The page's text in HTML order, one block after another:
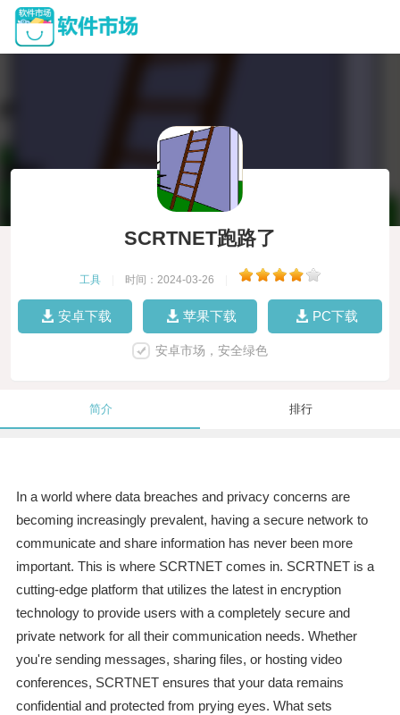
SCRTNET跑路了
工具 时间：2024-03-26
安卓下载 苹果下载 PC下载
安卓市场，安全绿色
简介 排行
In a world where data breaches and privacy concerns are
becoming increasingly prevalent, having a secure network to
communicate and share information has never been more
important. This is where SCRTNET comes in. SCRTNET is a
cutting-edge platform that utilizes the latest in encryption
technology to provide users with a completely secure and
private network for all their communication needs. Whether
you're sending messages, sharing files, or hosting video
conferences, SCRTNET ensures that your data remains
confidential and protected from prying eyes. What sets